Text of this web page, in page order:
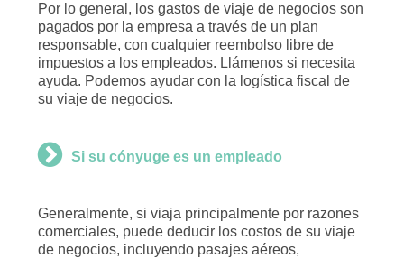
Por lo general, los gastos de viaje de negocios son
pagados por la empresa a través de un plan
responsable, con cualquier reembolso libre de
impuestos a los empleados. Llámenos si necesita
ayuda. Podemos ayudar con la logística fiscal de
su viaje de negocios.
Si su cónyuge es un empleado
Generalmente, si viaja principalmente por razones
comerciales, puede deducir los costos de su viaje
de negocios, incluyendo pasajes aéreos,